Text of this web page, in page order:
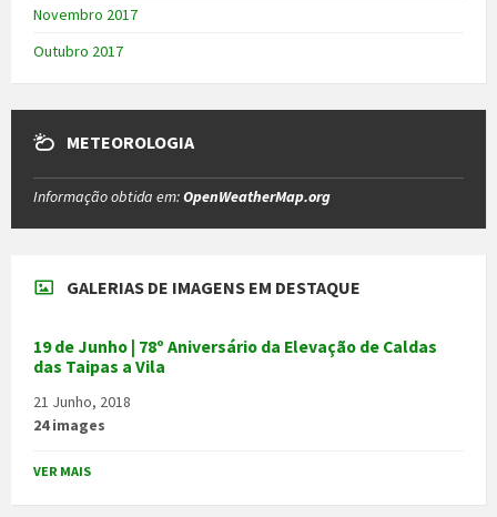
Novembro 2017
Outubro 2017
METEOROLOGIA
Informação obtida em:OpenWeatherMap.org
GALERIAS DE IMAGENS EM DESTAQUE
19 de Junho | 78º Aniversário da Elevação de Caldas
das Taipas a Vila
21 Junho, 2018
24 images
VER MAIS